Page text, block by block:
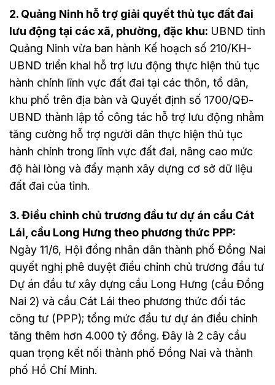
2. Quảng Ninh hỗ trợ giải quyết thủ tục đất đai
lưu động tại các xã, phường, đặc khu: UBND tỉnh
Quảng Ninh vừa ban hành Kế hoạch số 210/KH-
UBND triển khai hỗ trợ lưu động thực hiện thủ tục
hành chính lĩnh vực đất đai tại các thôn, tổ dân,
khu phố trên địa bàn và Quyết định số 1700/QĐ-
UBND thành lập tổ công tác hỗ trợ lưu động nhằm
tăng cường hỗ trợ người dân thực hiện thủ tục
hành chính trong lĩnh vực đất đai, nâng cao mức
độ hài lòng và đẩy mạnh xây dựng cơ sở dữ liệu
đất đai của tỉnh.
3. Điều chỉnh chủ trương đầu tư dự án cầu Cát
Lái, cầu Long Hưng theo phương thức PPP:
Ngày 11/6, Hội đồng nhân dân thành phố Đồng Nai
quyết nghị phê duyệt điều chỉnh chủ trương đầu tư
Dự án đầu tư xây dựng cầu Long Hưng (cầu Đồng
Nai 2) và cầu Cát Lái theo phương thức đối tác
công tư (PPP); tổng mức đầu tư dự án điều chỉnh
tăng thêm hơn 4.000 tỷ đồng. Đây là 2 cây cầu
quan trọng kết nối thành phố Đồng Nai và thành
phố Hồ Chí Minh.